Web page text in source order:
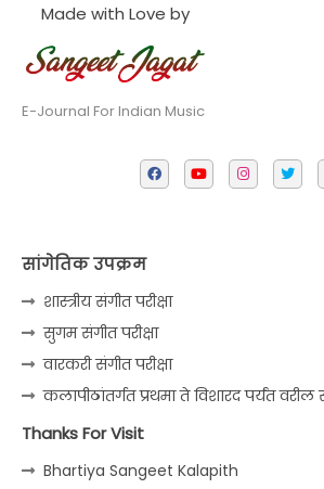
Made with Love by
E-Journal For Indian Music
सांगेतिक उपक्रम
शास्त्रीय संगीत परीक्षा
सुगम संगीत परीक्षा
वारकरी संगीत परीक्षा
कलापीठांतर्गत प्रथमा ते विशारद पर्यंत वरील
Thanks For Visit
Bhartiya Sangeet Kalapith